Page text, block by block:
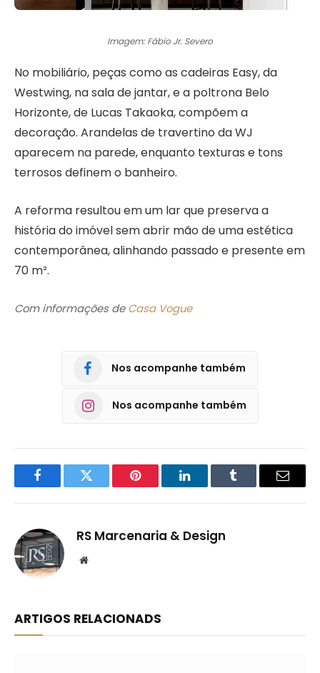
Imagem: Fábio Jr. Severo
No mobiliário, peças como as cadeiras Easy, da
Westwing, na sala de jantar, e a poltrona Belo
Horizonte, de Lucas Takaoka, compõem a
decoração. Arandelas de travertino da WJ
aparecem na parede, enquanto texturas e tons
terrosos definem o banheiro.
A reforma resultou em um lar que preserva a
história do imóvel sem abrir mão de uma estética
contemporânea, alinhando passado e presente em
70 m².
Com informações de Casa Vogue
Nos acompanhe também
Nos acompanhe também
FacebookTwitter Pinterest LinkedInTumblr Email
RS Marcenaria & Design
Website
ARTIGOS RELACIONADS